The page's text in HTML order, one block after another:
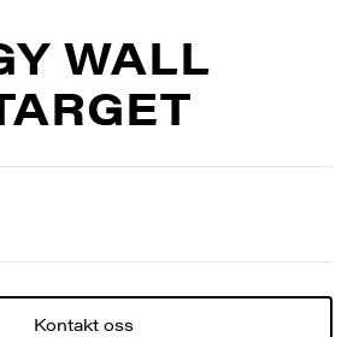
WALL
Kontakt oss